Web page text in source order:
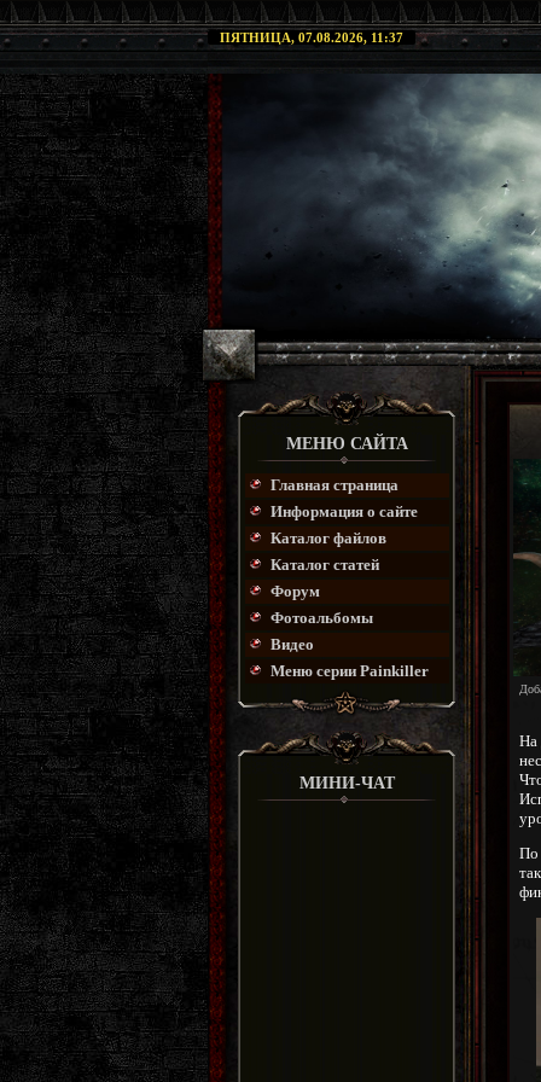
ПЯТНИЦА, 07.08.2026, 11:37
МЕНЮ САЙТА
Главная страница
Информация о сайте
Каталог файлов
Каталог статей
Форум
Фотоальбомы
Видео
Меню серии Painkiller
МИНИ-ЧАТ
На
По